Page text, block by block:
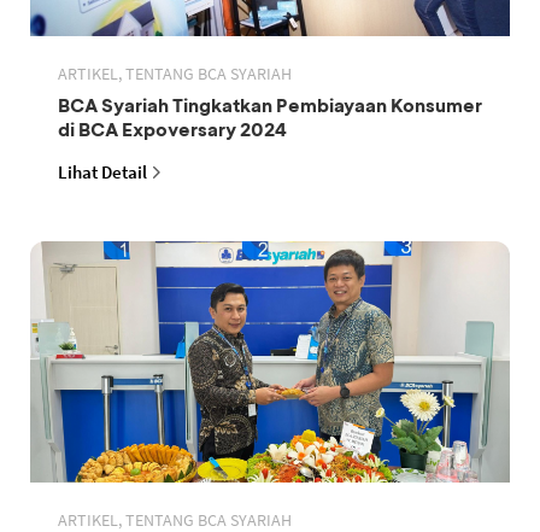
ARTIKEL, TENTANG BCA SYARIAH
BCA Syariah Tingkatkan Pembiayaan Konsumer
di BCA Expoversary 2024
Lihat Detail
ARTIKEL, TENTANG BCA SYARIAH